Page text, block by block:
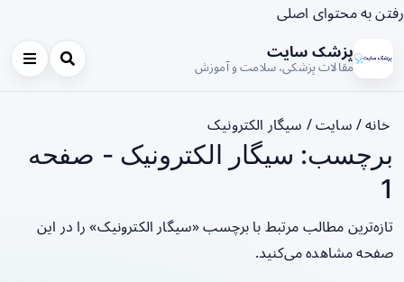
رفتن به محتوای اصلی
پزشک سایت
مقالات پزشکی، سلامت و آموزش
خانه/ سایت/ سیگار الکترونیک
برچسب: سیگار الکترونیک - صفحه
1
تازه‌ترین مطالب مرتبط با برچسب «سیگار الکترونیک» را در این
صفحه مشاهده می‌کنید.